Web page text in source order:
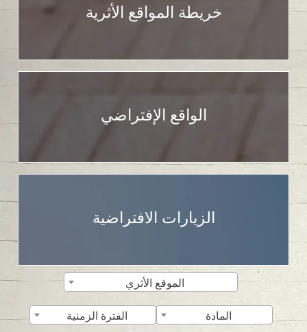
خريطة المواقع الأثرية
الواقع الإفتراضي
الزيارات الافتراضية
الموقع الأثري
المادة الفترة الزمنية